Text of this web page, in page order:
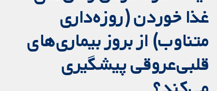
غذا خوردن (روزه‌داری
متناوب) از بروز بیماری‌های
قلبی‌عروقی پیشگیری